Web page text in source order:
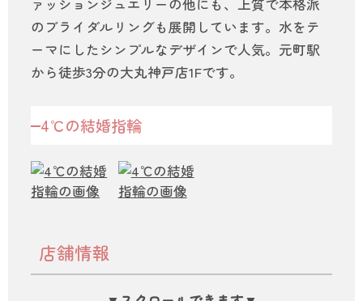
ァッションジュエリーの他にも、上質で本格派
のブライダルリングも展開しています。水をテ
ーマにしたシンプルなデザインで人気。元町駅
から徒歩3分の大丸神戸店1Fです。
4℃の結婚指輪
店舗情報